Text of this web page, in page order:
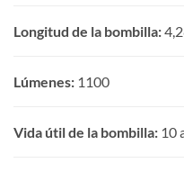
Longitud de la bombilla:
Lúmenes: 1100
Vida útil de la bombilla: 10